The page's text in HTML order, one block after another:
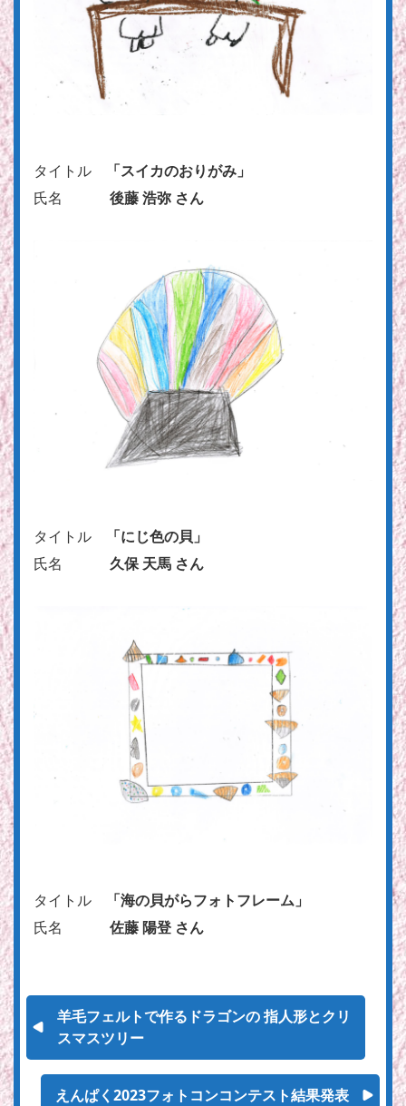
タイトル
「スイカのおりがみ」
氏名 後藤 浩弥 さん
タイトル
「にじ色の貝」
氏名 久保 天馬 さん
タイトル
「海の貝がらフォトフレーム」
氏名 佐藤 陽登 さん
羊毛フェルトで作るドラゴンの 指人形とクリ
スマスツリー
えんぱく2023フォトコンコンテスト結果発表